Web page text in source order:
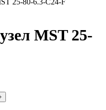
25-80-6.3-C24-F
MST 25-